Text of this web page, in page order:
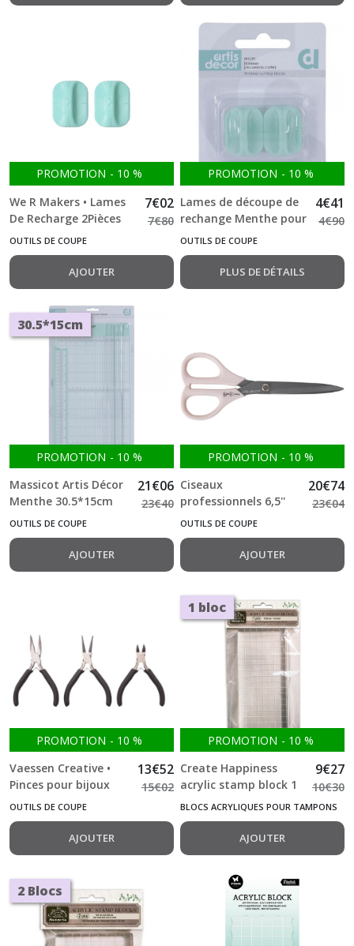
PROMOTION - 10 %
We R Makers • Lames
De Recharge 2Pièces
7€02
7€80
OUTILS DE COUPE
AJOUTER
PROMOTION - 10 %
Lames de découpe de
rechange Menthe pour
massicot Artis décor
4€41
4€90
OUTILS DE COUPE
PLUS DE DÉTAILS
30.5*15cm
PROMOTION - 10 %
Massicot Artis Décor
Menthe 30.5*15cm
21€06
23€40
OUTILS DE COUPE
AJOUTER
PROMOTION - 10 %
Ciseaux
professionnels 6,5''
Artis Decor par
Johanna Rivero
20€74
23€04
OUTILS DE COUPE
AJOUTER
PROMOTION - 10 %
Vaessen Creative •
Pinces pour bijoux
no.1
13€52
15€02
OUTILS DE COUPE
AJOUTER
1 bloc
PROMOTION - 10 %
Create Happiness
acrylic stamp block 1
pc cm 18x8 Stamperia
9€27
10€30
BLOCS ACRYLIQUES POUR TAMPONS
AJOUTER
2 Blocs